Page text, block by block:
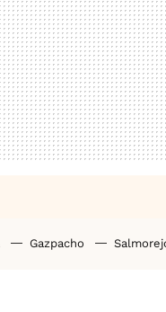
Gazpacho